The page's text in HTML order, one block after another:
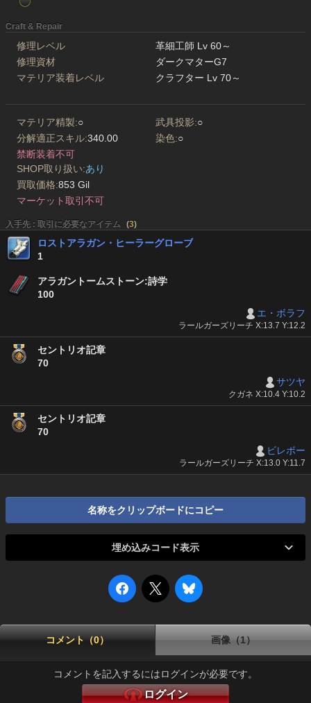
Craft & Repair
修理レベル
革細工師 Lv 60～
修理資材
ダークマターG7
マテリア装着レベル
クラフター Lv 70～
マテリア精製:○ 武具投影:○
分解適正スキル:340.00 染色:○
禁断装着不可
SHOP取り扱い:あり
買取価格:853 Gil
マーケット取引不可
入手先 : 取引に必要なアイテム (3)
ロストアラガン・ヒーラーグローブ
1
アラガントームストーン:詩学
100
エ・ボラフ
ラールガーズリーチ X:13.7 Y:12.2
セントリオ記章
70
サツヤ
クガネ X:10.4 Y:10.2
セントリオ記章
70
ビレボー
ラールガーズリーチ X:13.0 Y:11.7
名称をクリップボードにコピー
埋め込みコード表示
コメント（0） 画像（1）
コメントを記入するにはログインが必要です。
ログイン